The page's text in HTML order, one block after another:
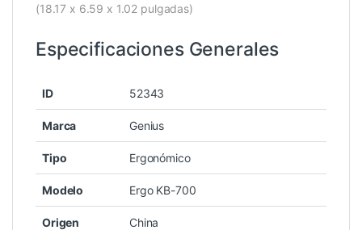
(18.17 x 6.59 x 1.02 pulgadas)
Especificaciones Generales
ID 52343
Marca Genius
Tipo Ergonómico
Modelo Ergo KB-700
Origen China